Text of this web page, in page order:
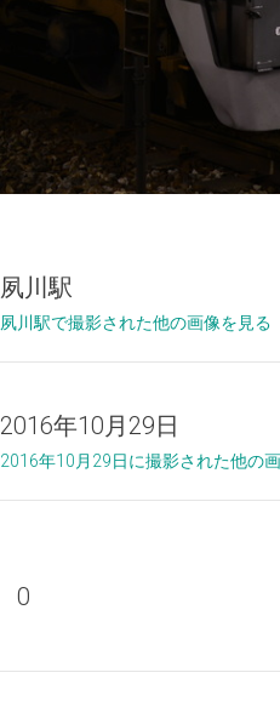
夙川駅
夙川駅で撮影された他の画像を見る
2016年10月29日
2016年10月29日に撮影された他の
0